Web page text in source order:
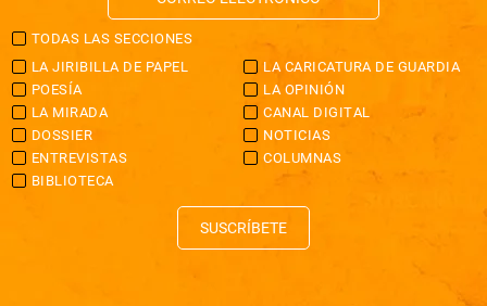
TODAS LAS SECCIONES
LA JIRIBILLA DE PAPEL
LA CARICATURA DE GUARDIA
POESÍA
LA OPINIÓN
LA MIRADA
CANAL DIGITAL
DOSSIER
NOTICIAS
ENTREVISTAS
COLUMNAS
BIBLIOTECA
SUSCRÍBETE